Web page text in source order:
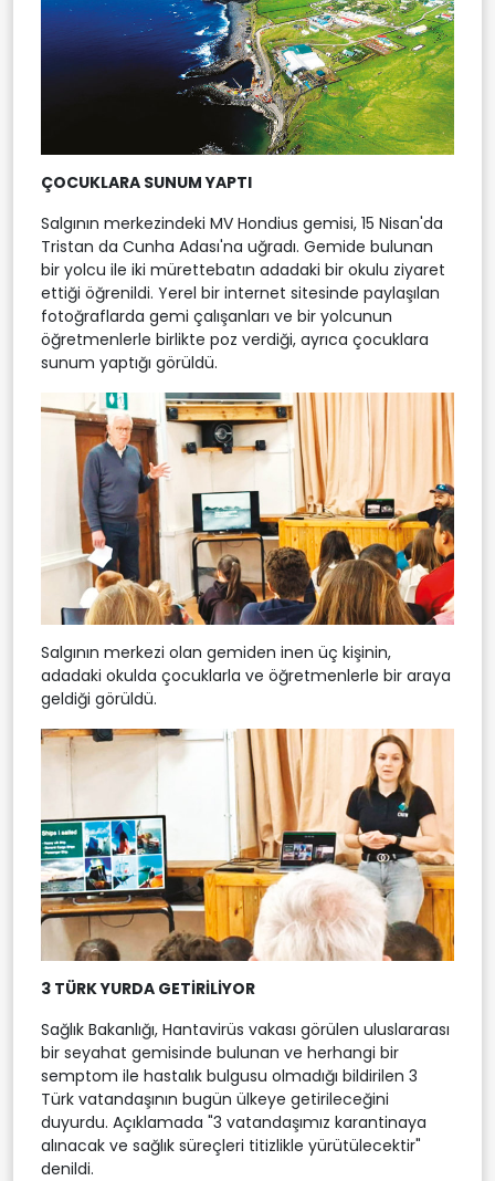
ÇOCUKLARA SUNUM YAPTI
Salgının merkezindeki MV Hondius gemisi, 15 Nisan'da
Tristan da Cunha Adası'na uğradı. Gemide bulunan
bir yolcu ile iki mürettebatın adadaki bir okulu ziyaret
ettiği öğrenildi. Yerel bir internet sitesinde paylaşılan
fotoğraflarda gemi çalışanları ve bir yolcunun
öğretmenlerle birlikte poz verdiği, ayrıca çocuklara
sunum yaptığı görüldü.
Salgının merkezi olan gemiden inen üç kişinin,
adadaki okulda çocuklarla ve öğretmenlerle bir araya
geldiği görüldü.
3 TÜRK YURDA GETİRİLİYOR
Sağlık Bakanlığı, Hantavirüs vakası görülen uluslararası
bir seyahat gemisinde bulunan ve herhangi bir
semptom ile hastalık bulgusu olmadığı bildirilen 3
Türk vatandaşının bugün ülkeye getirileceğini
duyurdu. Açıklamada "3 vatandaşımız karantinaya
alınacak ve sağlık süreçleri titizlikle yürütülecektir"
denildi.